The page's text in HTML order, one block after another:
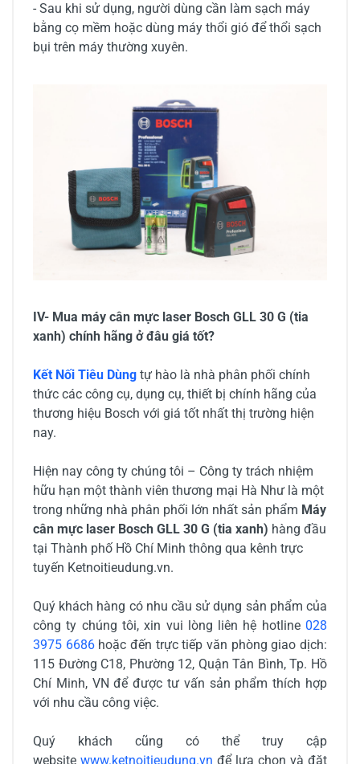
- Sau khi sử dụng, người dùng cần làm sạch máy
bằng cọ mềm hoặc dùng máy thổi gió để thổi sạch
bụi trên máy thường xuyên.
IV- Mua máy cân mực laser Bosch GLL 30 G (tia
xanh) chính hãng ở đâu giá tốt?
Kết Nối Tiêu Dùng tự hào là nhà phân phối chính
thức các công cụ, dụng cụ, thiết bị chính hãng của
thương hiệu Bosch với giá tốt nhất thị trường hiện
nay.
Hiện nay công ty chúng tôi – Công ty trách nhiệm
hữu hạn một thành viên thương mại Hà Như là một
trong những nhà phân phối lớn nhất sản phẩm Máy
cân mực laser Bosch GLL 30 G (tia xanh) hàng đầu
tại Thành phố Hồ Chí Minh thông qua kênh trực
tuyến Ketnoitieudung.vn.
Quý khách hàng có nhu cầu sử dụng sản phẩm của
công ty chúng tôi, xin vui lòng liên hệ hotline 028
3975 6686hoặc đến trực tiếp văn phòng giao dịch:
115 Đường C18, Phường 12, Quận Tân Bình, Tp. Hồ
Chí Minh, VN để được tư vấn sản phẩm thích hợp
với nhu cầu công việc.
Quý khách cũng có thể truy cập
website www.ketnoitieudung.vn để lựa chọn và đặt